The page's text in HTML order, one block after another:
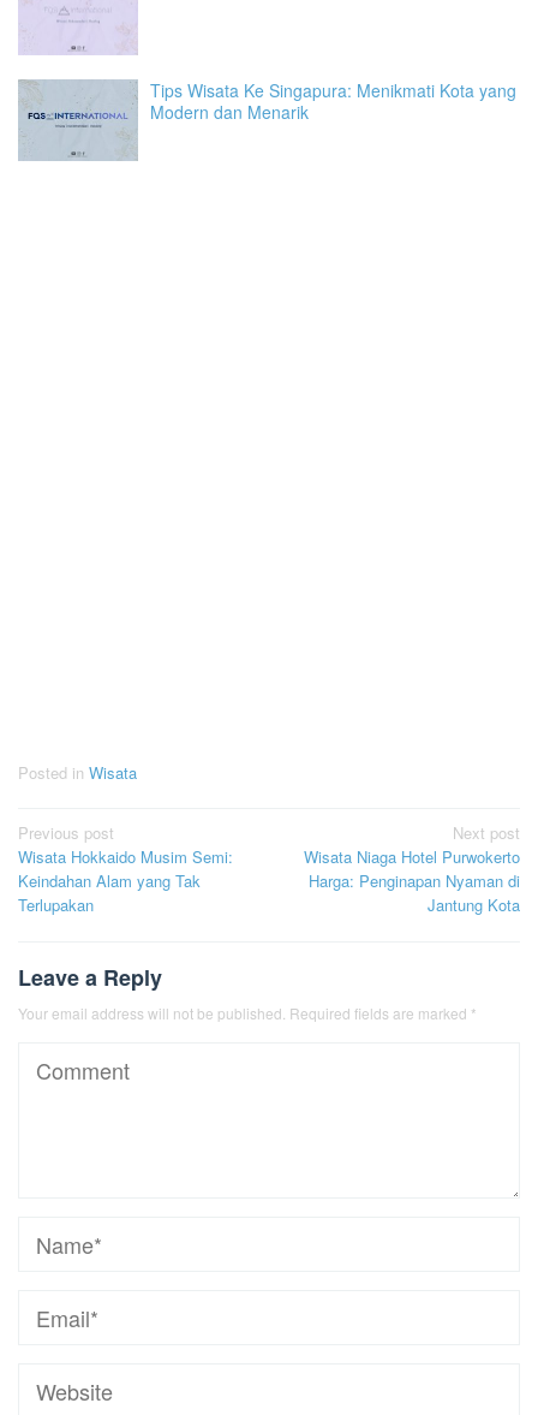
Tips Wisata Ke Singapura: Menikmati Kota yang
Modern dan Menarik
Posted in Wisata
Post
navigation
Previous post
Wisata Hokkaido Musim Semi:
Keindahan Alam yang Tak
Terlupakan
Next post
Wisata Niaga Hotel Purwokerto
Harga: Penginapan Nyaman di
Jantung Kota
Leave a Reply
Your email address will not be published. Required fields are marked *